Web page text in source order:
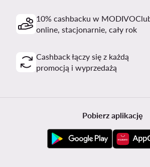
10% cashbacku w
online, stacjonarnie, cały rok
Cashback łączy się z każdą
promocją i wyprzedażą
Pobierz aplikację